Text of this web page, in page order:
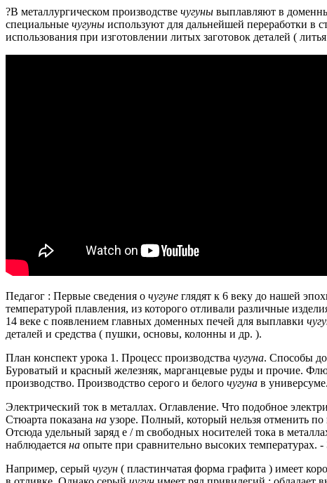
?В металлургическом производстве чугуны выплавляют в
специальные чугуны используют для дальнейшей переработки в
использования при изготовлении литых заготовок деталей (
Педагог : Первые сведения о чугуне глядят к 6 веку до нашей
температурой плавления, из которого отливали различные
14 веке с появлением главных доменных печей для выплавки
деталей и средства ( пушки, основы, колонны и др. ).
План конспект урока 1. Процесс производства чугуна. Способы
Буроватый и красный железняк, марганцевые руды и прочие.
производство. Производство серого и белого чугуна в универсуме.
Электрический ток в металлах. Оглавление. Что подобное
Стюарта показана на узоре. Полный, который нельзя отменить по
Отсюда удельный заряд e / m свободных носителей тока в
наблюдается на опыте при сравнительно высоких температурах. -
Например, серый чугун ( пластинчатая форма графита ) имеет